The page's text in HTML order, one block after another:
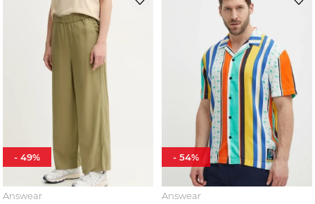
Answear
- 49%
Answear
- 54%